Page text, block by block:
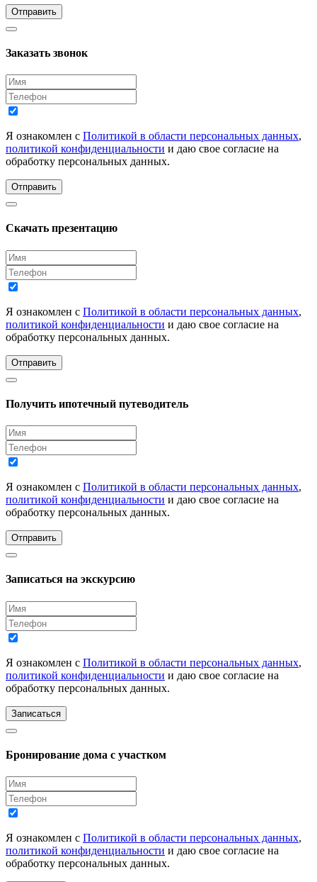
Отправить
Заказать звонок
Я ознакомлен с Политикой в области персональных данных,
политикой конфиденциальности и даю свое согласие на
обработку персональных данных.
Отправить
Скачать презентацию
Я ознакомлен с Политикой в области персональных данных,
политикой конфиденциальности и даю свое согласие на
обработку персональных данных.
Отправить
Получить ипотечный путеводитель
Я ознакомлен с Политикой в области персональных данных,
политикой конфиденциальности и даю свое согласие на
обработку персональных данных.
Отправить
Записаться на экскурсию
Я ознакомлен с Политикой в области персональных данных,
политикой конфиденциальности и даю свое согласие на
обработку персональных данных.
Записаться
Бронирование дома с участком
Я ознакомлен с Политикой в области персональных данных,
политикой конфиденциальности и даю свое согласие на
обработку персональных данных.